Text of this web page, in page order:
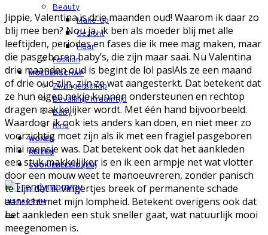
Beauty
Make-up
Gezicht
Haar
Fashion
MOEDERSCHAP
Zwangerschap
Bevalling/Kraamtijd
Baby
Kind
WONEN
REIZEN
COOKIEBELEID (EU)
INSTAGRAM
Jippie, Valentina is drie maanden oud! Waarom ik daar zo
blij mee ben? Nou ja, ik ben als moeder blij met alle
leeftijden, periodes en fases die ik mee mag maken, maar
die pasgeboren baby’s, die zijn maar saai. Nu Valentina
drie maanden oud is begint de lol pas!Als ze een maand
of drie oud zijn, zijn ze wat aangesterkt. Dat betekent dat
ze hun eigen nekje kunnen ondersteunen en rechtop
dragen makkelijker wordt. Met één hand bijvoorbeeld.
Waardoor ik ook iets anders kan doen, en niet meer zo
voorzichtig moet zijn als ik met een fragiel pasgeboren
mini mensje was. Dat betekent ook dat het aankleden
een stuk makkelijker is en ik een armpje net wat vlotter
door een mouw weet te manoeuvreren, zonder panisch
te zijn dat ik vingertjes breek of permanente schade
aanricht met mijn lompheid. Betekent overigens ook dat
het aankleden een stuk sneller gaat, wat natuurlijk mooi
meegenomen is.